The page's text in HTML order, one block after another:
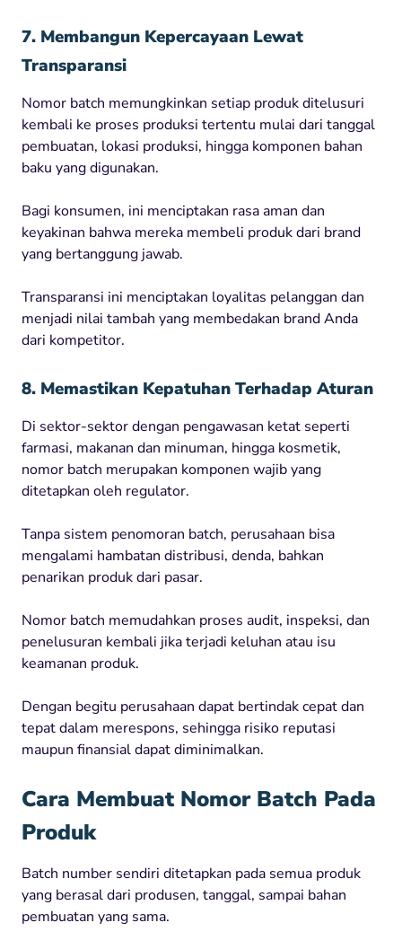
7. Membangun Kepercayaan Lewat
Transparansi
Nomor batch memungkinkan setiap produk ditelusuri
kembali ke proses produksi tertentu mulai dari tanggal
pembuatan, lokasi produksi, hingga komponen bahan
baku yang digunakan.
Bagi konsumen, ini menciptakan rasa aman dan
keyakinan bahwa mereka membeli produk dari brand
yang bertanggung jawab.
Transparansi ini menciptakan loyalitas pelanggan dan
menjadi nilai tambah yang membedakan brand Anda
dari kompetitor.
8. Memastikan Kepatuhan Terhadap Aturan
Di sektor-sektor dengan pengawasan ketat seperti
farmasi, makanan dan minuman, hingga kosmetik,
nomor batch merupakan komponen wajib yang
ditetapkan oleh regulator.
Tanpa sistem penomoran batch, perusahaan bisa
mengalami hambatan distribusi, denda, bahkan
penarikan produk dari pasar.
Nomor batch memudahkan proses audit, inspeksi, dan
penelusuran kembali jika terjadi keluhan atau isu
keamanan produk.
Dengan begitu perusahaan dapat bertindak cepat dan
tepat dalam merespons, sehingga risiko reputasi
maupun finansial dapat diminimalkan.
Cara Membuat Nomor Batch Pada
Produk
Batch number sendiri ditetapkan pada semua produk
yang berasal dari produsen, tanggal, sampai bahan
pembuatan yang sama.